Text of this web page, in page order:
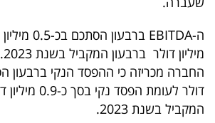
פעולה
דרושים
ניוזלטרים
דולר לעומת הפסד
המקביל בשנת 2023.